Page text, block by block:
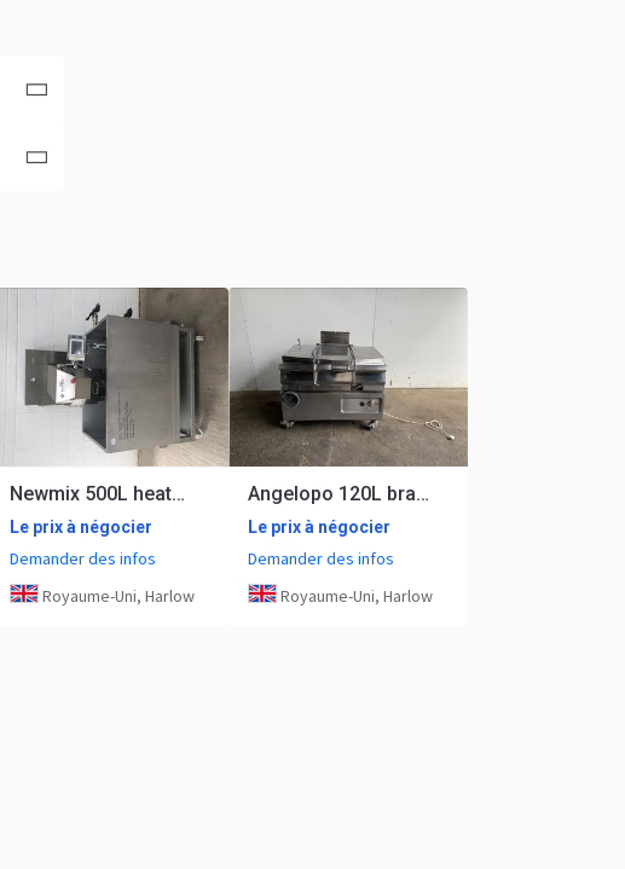
Newmix 500L heated paddle mixer
Le prix à négocier
Demander des infos
Royaume-Uni, Harlow
Angelopo 120L bratt pan
Le prix à négocier
Demander des infos
Royaume-Uni, Harlow